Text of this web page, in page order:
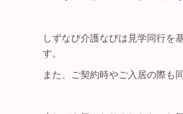
しずなび介護なびは見学同行を
す。
また、ご契約時やご入居の際も